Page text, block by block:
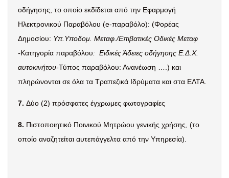
οδήγησης, το οποίο εκδίδεται από την Εφαρμογή
Ηλεκτρονικού Παραβόλου (e-παραβόλο): (Φορέας
Δημοσίου: Υπ.Υποδομ. Μεταφ./Επιβατικές Οδικές Μεταφ
-Κατηγορία παραβόλου: Ειδικές Άδειες οδήγησης Ε.Δ.Χ.
αυτοκινήτου-Τύπος παραβόλου: Ανανέωση ….) και
πληρώνονται σε όλα τα Τραπεζικά Ιδρύματα και στα ΕΛΤΑ.
7. Δύο (2) πρόσφατες έγχρωμες φωτογραφίες
8. Πιστοποιητικό Ποινικού Μητρώου γενικής χρήσης, (το
οποίο αναζητείται αυτεπάγγελτα από την Υπηρεσία).